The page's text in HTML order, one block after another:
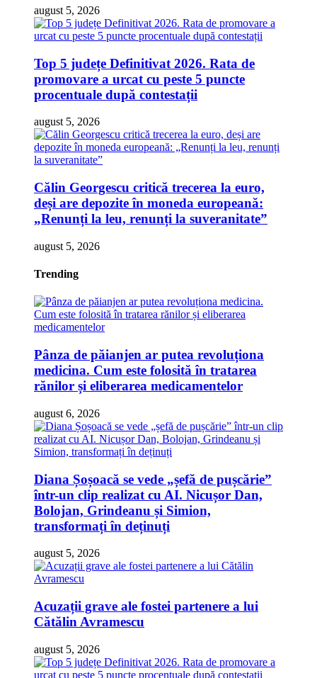
august 5, 2026
Top 5 județe Definitivat 2026. Rata de
promovare a urcat cu peste 5 puncte
procentuale după contestații
august 5, 2026
Călin Georgescu critică trecerea la euro,
deși are depozite în moneda europeană:
„Renunți la leu, renunți la suveranitate”
august 5, 2026
Trending
Pânza de păianjen ar putea revoluționa
medicina. Cum este folosită în tratarea
rănilor și eliberarea medicamentelor
august 6, 2026
Diana Șoșoacă se vede „șefă de pușcărie”
într-un clip realizat cu AI. Nicușor Dan,
Bolojan, Grindeanu și Simion,
transformați în deținuți
august 5, 2026
Acuzații grave ale fostei partenere a lui
Cătălin Avramescu
august 5, 2026